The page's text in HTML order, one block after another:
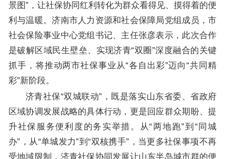
景图”，让社保协同红利转化为群众看得见、摸得着的便
利与温暖。济南市人力资源和社会保障局党组成员，市
社会保险事业中心党组书记、主任张彦表示，此次合作
是破解区域民生壁垒、实现济青“双圈”深度融合的关键
抓手，将推动两市社保事业从“各自出彩”迈向“共同精
彩”新阶段。
济青社保“双城联动”，既是落实山东省委、省政府
区域协调发展战略的具体行动，更是回应群众期盼、提
升社保服务便利度的务实举措。从“两地跑”到“同城
办”，从“单城发力”到“双核携手”，当更多社保事项不再
受地域限制，济青社保协同发展让山东半岛城市群的便